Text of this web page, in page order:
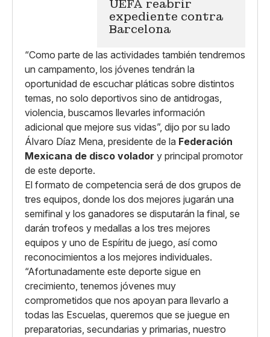
UEFA reabrir
expediente contra
Barcelona
“Como parte de las actividades también tendremos
un campamento, los jóvenes tendrán la
oportunidad de escuchar pláticas sobre distintos
temas, no solo deportivos sino de antidrogas,
violencia, buscamos llevarles información
adicional que mejore sus vidas”, dijo por su lado
Álvaro Díaz Mena, presidente de la Federación
Mexicana de disco volador y principal promotor
de este deporte.
El formato de competencia será de dos grupos de
tres equipos, donde los dos mejores jugarán una
semifinal y los ganadores se disputarán la final, se
darán trofeos y medallas a los tres mejores
equipos y uno de Espíritu de juego, así como
reconocimientos a los mejores individuales.
“Afortunadamente este deporte sigue en
crecimiento, tenemos jóvenes muy
comprometidos que nos apoyan para llevarlo a
todas las Escuelas, queremos que se juegue en
preparatorias, secundarias y primarias, nuestro